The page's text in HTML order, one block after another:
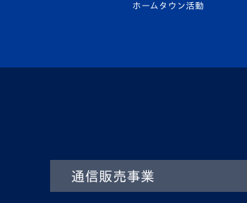
ホームタウン活動
通信販売事業